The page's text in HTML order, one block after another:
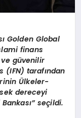
Golden Global
finans
güvenilir
(IFN) tarafından
Ülkeler-
dereceyi
seçildi.